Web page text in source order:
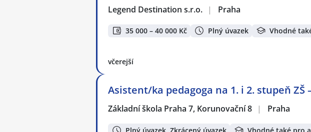
Legend Destination s.r.o. | Praha
35 000 – 40 000 Kč Plný úvazek Vhodné
včerejší
Asistent/ka pedagoga na 1. i 2. stupeň ZŠ
Základní škola Praha 7, Korunovační 8 | Praha
Plný úvazek, Zkrácený úvazek Vhodné také pro